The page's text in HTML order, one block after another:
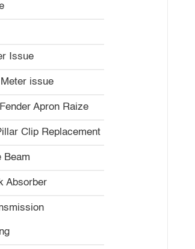
Issue
issue
Apron Raize
Clip Replacement
Beam
Absorber